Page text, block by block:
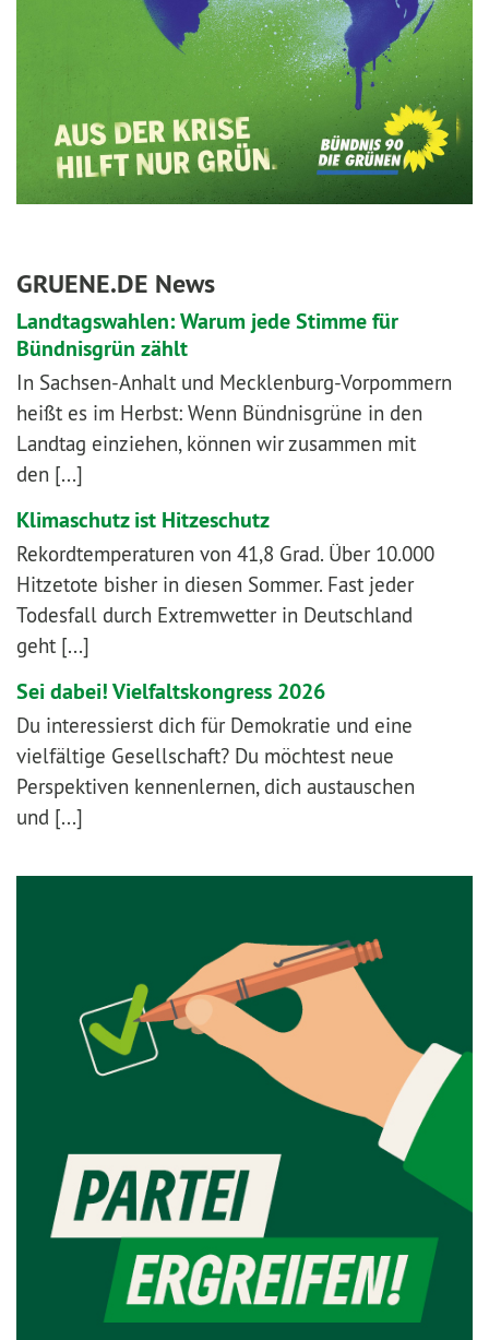
GRUENE.DE News
Landtagswahlen: Warum jede Stimme für
Bündnisgrün zählt
In Sachsen-Anhalt und Mecklenburg-Vorpommern
heißt es im Herbst: Wenn Bündnisgrüne in den
Landtag einziehen, können wir zusammen mit
den [...]
Klimaschutz ist Hitzeschutz
Rekordtemperaturen von 41,8 Grad. Über 10.000
Hitzetote bisher in diesen Sommer. Fast jeder
Todesfall durch Extremwetter in Deutschland
geht [...]
Sei dabei! Vielfaltskongress 2026
Du interessierst dich für Demokratie und eine
vielfältige Gesellschaft? Du möchtest neue
Perspektiven kennenlernen, dich austauschen
und [...]